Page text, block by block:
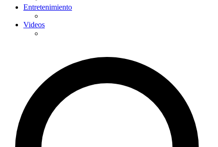
Entretenimiento
Videos